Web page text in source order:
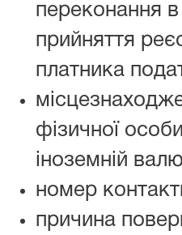
переконання
прийняття
платника
фізичної
іноземній
номер
причина